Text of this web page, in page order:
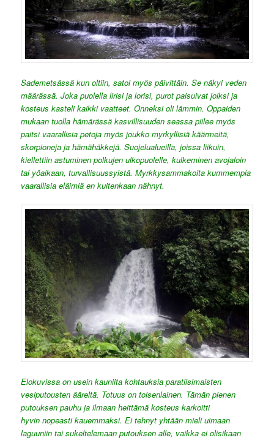
Sademetsässä kun oltiin, satoi myös päivittäin. Se näkyi veden
määrässä. Joka puolella lirisi ja lorisi, purot paisuivat joiksi ja
kosteus kasteli kaikki vaatteet. Onneksi oli lämmin. Oppaiden
mukaan tuolla hämärässä kasvillisuuden seassa piilee myös
paitsi vaarallisia petoja myös joukko myrkyllisiä käärmeitä,
skorpioneja ja hämähäkkejä. Suojelualueilla, joissa liikuin,
kiellettiin astuminen polkujen ulkopuolelle, kulkeminen avojaloin
tai yöaikaan, turvallisuussyistä. Myrkkysammakoita kummempia
vaarallisia eläimiä en kuitenkaan nähnyt.
Elokuvissa on usein kauniita kohtauksia paratiisimaisten
vesiputousten ääreltä. Totuus on toisenlainen. Tämän pienen
putouksen pauhu ja ilmaan heittämä kosteus karkoitti
hyvin nopeasti kauemmaksi. Ei tehnyt yhtään mieli uimaan
laguuniin tai sukeltelemaan putouksen alle, vaikka ei olisikaan